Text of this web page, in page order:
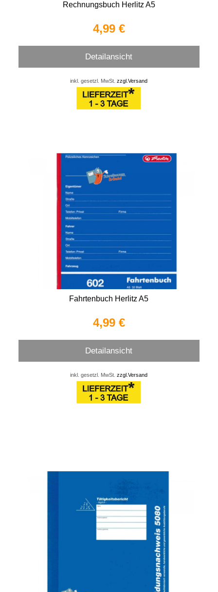
Rechnungsbuch Herlitz A5
4,99 €
Detailansicht
inkl. gesetzl. MwSt.zzgl.Versand
Fahrtenbuch Herlitz A5
4,99 €
Detailansicht
inkl. gesetzl. MwSt.zzgl.Versand